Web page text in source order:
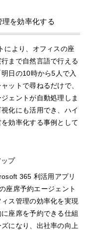
を効率化する
により、オフィスの座
まで自然言語で行える
日の10時から5人で入
ットで尋ねるだけで、
ェントが自動処理しま
化にも活用でき、ハイ
効率化する事例として
プ
365 利活用アプリ
座席予約エージェント
ス管理の効率化を実現
座席を予約できる仕組
になり、出社率の向上